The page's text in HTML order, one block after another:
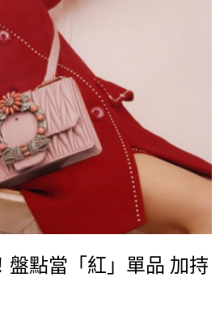
盤點當「紅」單品 加持